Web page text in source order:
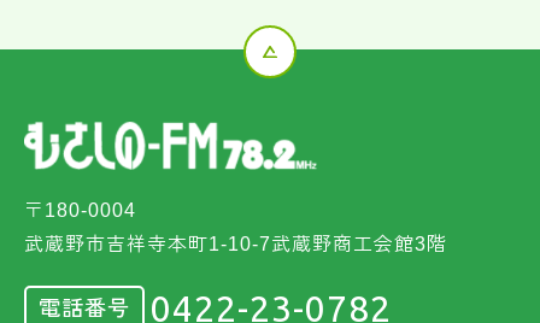
〒180-0004
武蔵野市吉祥寺本町1-10-7武蔵野商工会館3階
電話番号 0422-23-0782